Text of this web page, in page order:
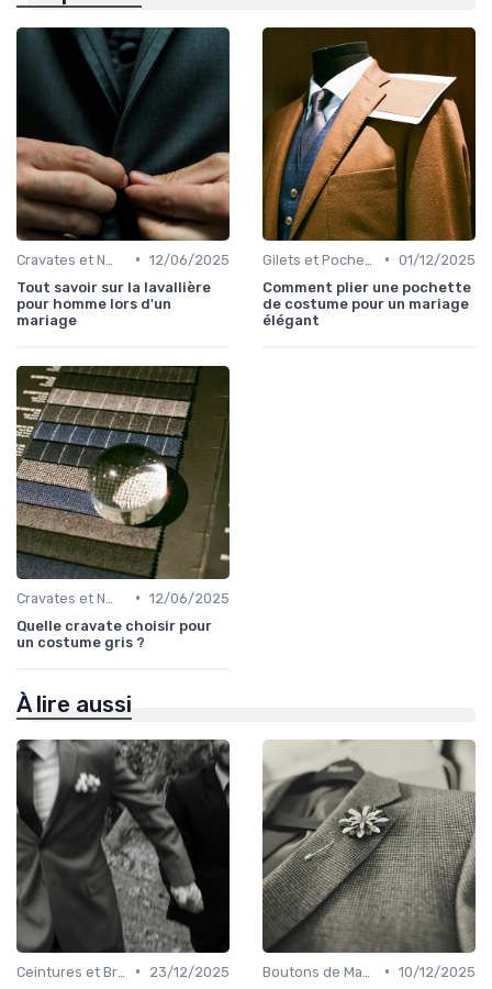
• 12/06/2025
Tout savoir sur la lavallière
pour homme lors d'un
mariage
• 01/12/2025
Comment plier une pochette
de costume pour un mariage
élégant
• 12/06/2025
Quelle cravate choisir pour
un costume gris ?
À lire aussi
•
23/12/2025
• 10/12/2025